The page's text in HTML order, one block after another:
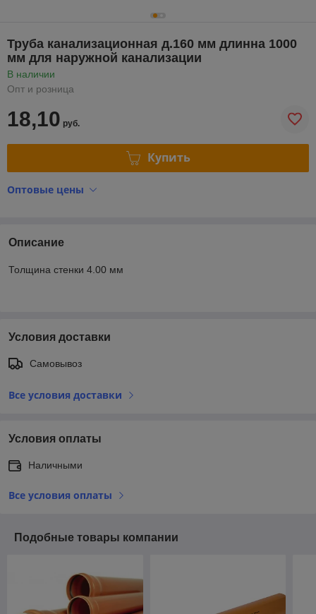
Труба канализационная д.160 мм длинна 1000
мм для наружной канализации
В наличии
Опт и розница
18,10 руб.
Купить
Оптовые цены
Описание
Толщина стенки 4.00 мм
Условия доставки
Самовывоз
Все условия доставки
Условия оплаты
Наличными
Все условия оплаты
Подобные товары компании